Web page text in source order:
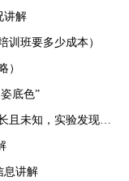
讲解
训班要多少成本）
）
底色”
会损害贝类摄食与免疫功能
息讲解